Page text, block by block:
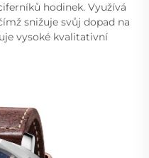
hodinek. Využívá
snižuje svůj dopad na
vysoké kvalitativní